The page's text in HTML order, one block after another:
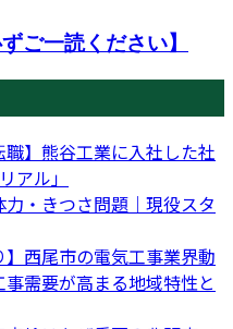
ご一読ください】
職】熊谷工業に入社した社
アル」
・きつさ問題｜現役スタ
】西尾市の電気工事業界動
需要が高まる地域特性と